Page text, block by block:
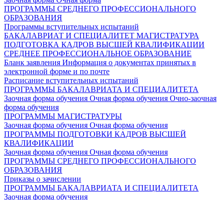
ПРОГРАММЫ СРЕДНЕГО ПРОФЕССИОНАЛЬНОГО
ОБРАЗОВАНИЯ
Программы вступительных испытаний
БАКАЛАВРИАТ И СПЕЦИАЛИТЕТ МАГИСТРАТУРА
ПОДГОТОВКА КАДРОВ ВЫСШЕЙ КВАЛИФИКАЦИИ
СРЕДНЕЕ ПРОФЕССИОНАЛЬНОЕ ОБРАЗОВАНИЕ
Бланк заявления Информация о документах принятых в
электронной форме и по почте
Расписание вступительных испытаний
ПРОГРАММЫ БАКАЛАВРИАТА И СПЕЦИАЛИТЕТА
Заочная форма обучения Очная форма обучения Очно-заочная
форма обучения
ПРОГРАММЫ МАГИСТРАТУРЫ
Заочная форма обучения Очная форма обучения
ПРОГРАММЫ ПОДГОТОВКИ КАДРОВ ВЫСШЕЙ
КВАЛИФИКАЦИИ
Заочная форма обучения Очная форма обучения
ПРОГРАММЫ СРЕДНЕГО ПРОФЕССИОНАЛЬНОГО
ОБРАЗОВАНИЯ
Приказы о зачислении
ПРОГРАММЫ БАКАЛАВРИАТА И СПЕЦИАЛИТЕТА
Заочная форма обучения